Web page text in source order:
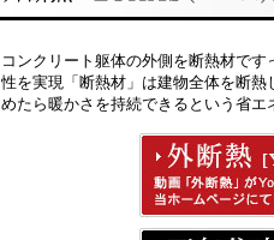
コンクリート躯体の外側を断熱材で
性を実現「断熱材」は建物全体を断
めたら暖かさを持続できるという省エ